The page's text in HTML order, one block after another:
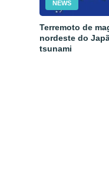
NEWS
Terremoto de
nordeste do
tsunami